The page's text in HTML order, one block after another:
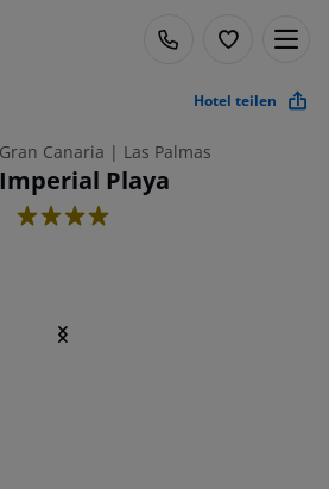
Hotel teilen
Canaria | Las Palmas
Playa
4